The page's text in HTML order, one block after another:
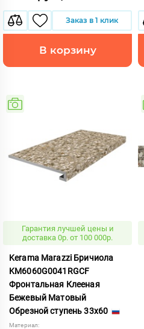
Заказ в 1 клик
В корзину
Гарантия лучшей цены и
доставка 0р. от 100 000р.
Kerama Marazzi Бричиола
KM6060G0041RGCF
Фронтальная Клееная
Бежевый Матовый
Обрезной ступень 33x60
Материал: